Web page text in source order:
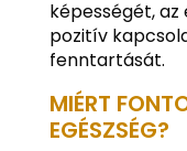
képességét,
pozitív
fenntartását.
MIÉRT
EGÉSZSÉG?